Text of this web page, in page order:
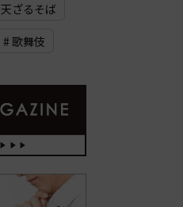
ざるそば
# 歌舞伎